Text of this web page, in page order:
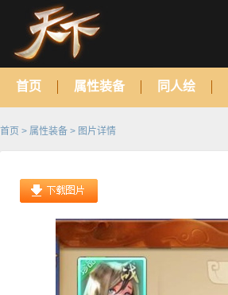
首页 属性装备 同人绘
首页 > 属性装备 > 图片详情